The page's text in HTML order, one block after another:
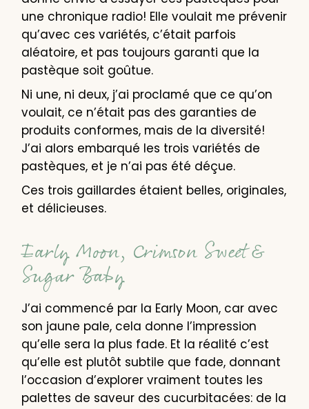
une chronique radio! Elle voulait me prévenir
qu’avec ces variétés, c’était parfois
aléatoire, et pas toujours garanti que la
pastèque soit goûtue.
Ni une, ni deux, j’ai proclamé que ce qu’on
voulait, ce n’était pas des garanties de
produits conformes, mais de la diversité!
J’ai alors embarqué les trois variétés de
pastèques, et je n’ai pas été déçue.
Ces trois gaillardes étaient belles, originales,
et délicieuses.
Early Moon, Crimson Sweet &
Sugar Baby
J’ai commencé par la Early Moon, car avec
son jaune pale, cela donne l’impression
qu’elle sera la plus fade. Et la réalité c’est
qu’elle est plutôt subtile que fade, donnant
l’occasion d’explorer vraiment toutes les
palettes de saveur des cucurbitacées: de la